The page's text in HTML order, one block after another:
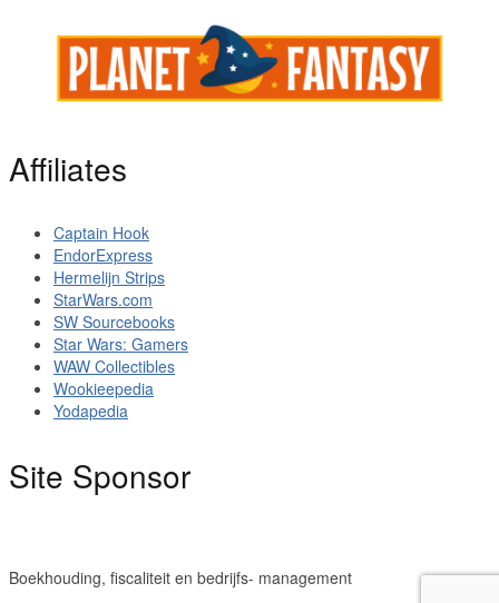
Affiliates
Captain Hook
EndorExpress
Hermelijn Strips
StarWars.com
SW Sourcebooks
Star Wars: Gamers
WAW Collectibles
Wookieepedia
Yodapedia
Site Sponsor
Boekhouding, fiscaliteit en bedrijfs- management